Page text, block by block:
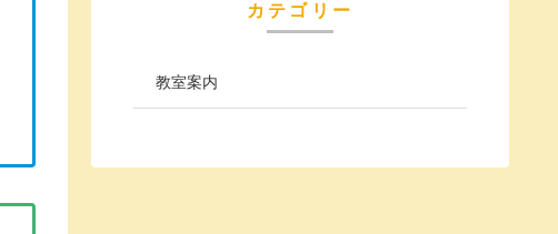
カテゴリー
教室案内